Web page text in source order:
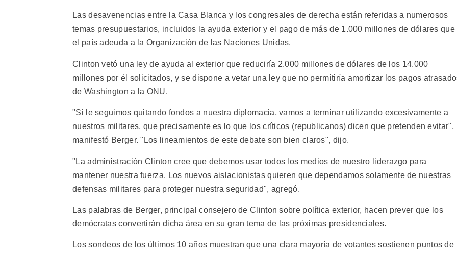
Las desavenencias entre la Casa Blanca y los congresales de derecha están referidas a numerosos
temas presupuestarios, incluidos la ayuda exterior y el pago de más de 1.000 millones de dólares que
el país adeuda a la Organización de las Naciones Unidas.
Clinton vetó una ley de ayuda al exterior que reduciría 2.000 millones de dólares de los 14.000
millones por él solicitados, y se dispone a vetar una ley que no permitiría amortizar los pagos
de Washington a la ONU.
"Si le seguimos quitando fondos a nuestra diplomacia, vamos a terminar utilizando excesivamente a
nuestros militares, que precisamente es lo que los críticos (republicanos) dicen que pretenden evitar",
manifestó Berger. "Los lineamientos de este debate son bien claros", dijo.
"La administración Clinton cree que debemos usar todos los medios de nuestro liderazgo para
mantener nuestra fuerza. Los nuevos aislacionistas quieren que dependamos solamente de nuestras
defensas militares para proteger nuestra seguridad", agregó.
Las palabras de Berger, principal consejero de Clinton sobre política exterior, hacen prever que los
demócratas convertirán dicha área en su gran tema de las próximas presidenciales.
Los sondeos de los últimos 10 años muestran que una clara mayoría de votantes sostienen puntos de